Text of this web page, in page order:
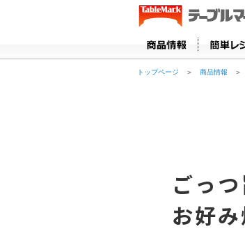
トップページ ＞ 商品情報 ＞
ごっ
お好